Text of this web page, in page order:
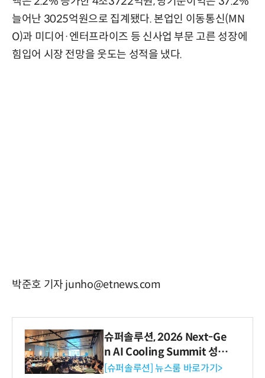
늘어난 3025억원으로 집계됐다. 본업인 이동통신(MN
O)과 미디어·엔터프라이즈 등 신사업 부문 고른 성장에
힘입어 시장 전망을 웃도는 성적을 냈다.
박준호 기자 junho@etnews.com
슈퍼솔루션, 2026 Next-Ge
n AI Cooling Summit 성황
리 성료
[슈퍼솔루션] 뉴스룸 바로가기>